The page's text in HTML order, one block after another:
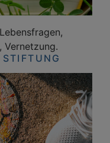
Vernetzung.